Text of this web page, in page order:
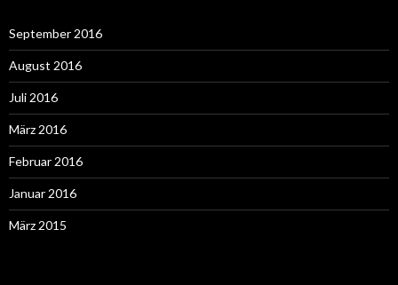
September 2016
August 2016
Juli 2016
März 2016
Februar 2016
Januar 2016
März 2015